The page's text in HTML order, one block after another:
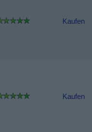
Kaufen
Kaufen